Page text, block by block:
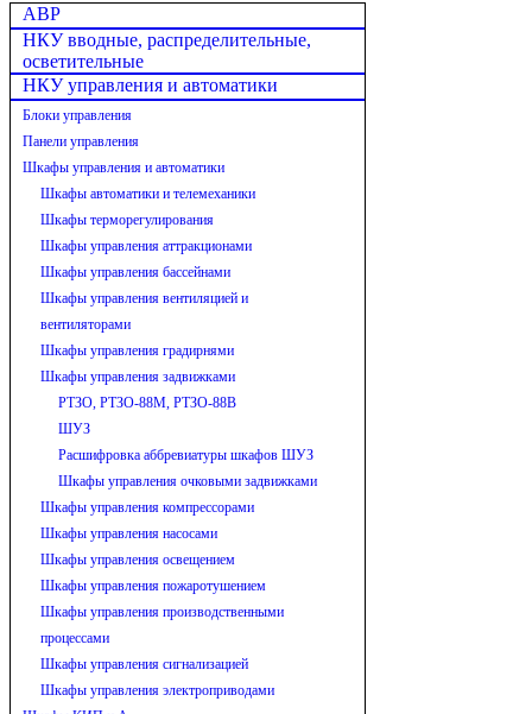
АВР
НКУ вводные, распределительные,
осветительные
НКУ управления и автоматики
Блоки управления
Панели управления
Шкафы управления и автоматики
Шкафы автоматики и телемеханики
Шкафы терморегулирования
Шкафы управления аттракционами
Шкафы управления бассейнами
Шкафы управления вентиляцией и
вентиляторами
Шкафы управления градирнями
Шкафы управления задвижками
РТЗО, РТЗО-88М, РТЗО-88В
ШУЗ
Расшифровка аббревиатуры шкафов ШУЗ
Шкафы управления очковыми задвижками
Шкафы управления компрессорами
Шкафы управления насосами
Шкафы управления освещением
Шкафы управления пожаротушением
Шкафы управления производственными
процессами
Шкафы управления сигнализацией
Шкафы управления электроприводами